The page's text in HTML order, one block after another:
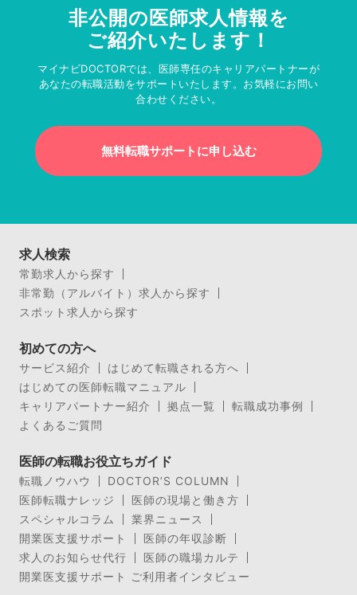
非公開の医師求人情報を
ご紹介いたします！
マイナビDOCTORでは、医師専任のキャリアパートナーが
あなたの転職活動をサポートいたします。お気軽にお問い
合わせください。
無料転職サポートに申し込む
求人検索
常勤求人から探す
非常勤（アルバイト）求人から探す
スポット求人から探す
初めての方へ
サービス紹介
はじめて転職される方へ
はじめての医師転職マニュアル
キャリアパートナー紹介
拠点一覧
転職成功事例
よくあるご質問
医師の転職お役立ちガイド
転職ノウハウ
DOCTOR’S COLUMN
医師転職ナレッジ
医師の現場と働き方
スペシャルコラム
業界ニュース
開業医支援サポート
医師の年収診断
求人のお知らせ代行
医師の職場カルテ
開業医支援サポート ご利用者インタビュー